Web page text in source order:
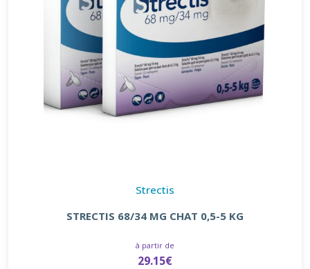
Strectis
STRECTIS 68/34 MG CHAT 0,5-5 KG
à partir de
29.15€